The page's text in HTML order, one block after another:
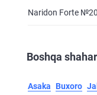
Naridon Forte
Boshqa
Asaka Buxoro